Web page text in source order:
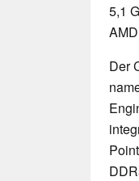
5,1
AMD
Der